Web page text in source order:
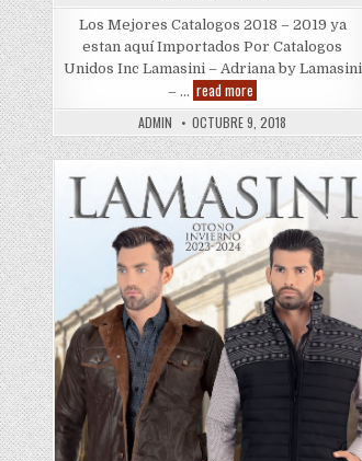
Los Mejores Catalogos 2018 – 2019 ya
estan aquí Importados Por Catalogos
Unidos Inc Lamasini – Adriana by Lamasini
– … read more
–
Montero
–
Danesi
–
Minerva
–
Diva
ADMIN OCTUBRE 9, 2018
Posted
in